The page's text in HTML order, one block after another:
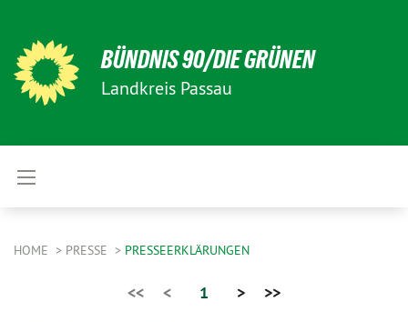
BÜNDNIS 90/DIE GRÜNEN
Landkreis Passau
HOME PRESSE PRESSEERKLÄRUNGEN
<< < 1 > >>